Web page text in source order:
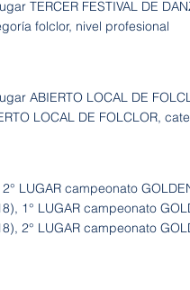
TERCER FESTIVAL DE
folclor, nivel profesional
ABIERTO LOCAL DE
LOCAL DE FOLCLOR,
2° LUGAR campeonato
1° LUGAR campeonato
2° LUGAR campeonato